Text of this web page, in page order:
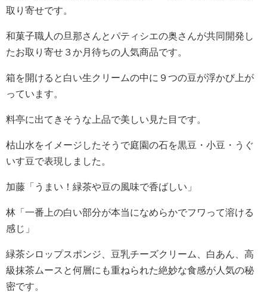
取り寄せです。
和菓子職人の旦那さんとパティシエの奥さんが共同開発し
たお取り寄せ３か月待ちの人気商品です。
箱を開けると白い生クリームの中に９つの豆が浮かび上が
っています。
料亭に出てきそうな上品で美しい見た目です。
枯山水をイメージしたそうで庭園の石を黒豆・小豆・うぐ
いす豆で表現しました。
加藤「うまい！緑茶や豆の風味で香ばしい」
林「一番上の白い部分が本当になめらかでフワって溶ける
感じ」
緑茶シロップスポンジ、豆乳チーズクリーム、白あん、高
級抹茶ムースと何層にも重ねられた絶妙な食感が人気の秘
密です。